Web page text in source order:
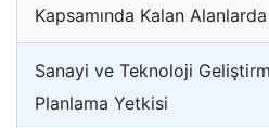
Kapsamında Kalan
Sanayi ve Teknoloji
Planlama Yetkisi